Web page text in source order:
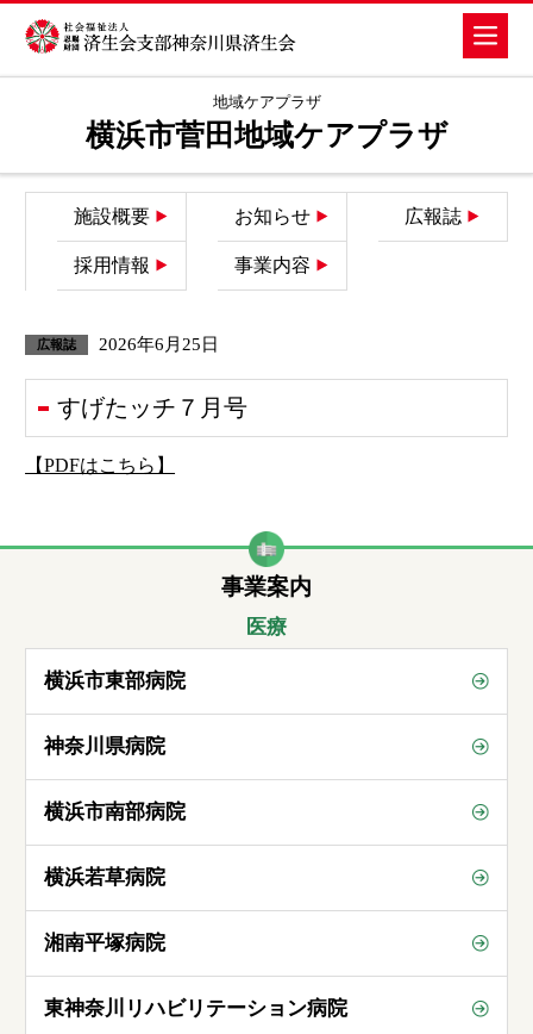
地域ケアプラザ
横浜市菅田地域ケアプラザ
施設概要 お知らせ 広報誌
採用情報 事業内容
広報誌 2026年6月25日
すげたッチ７月号
【PDFはこちら】
事業案内
医療
横浜市東部病院
神奈川県病院
横浜市南部病院
横浜若草病院
湘南平塚病院
東神奈川リハビリテーション病院